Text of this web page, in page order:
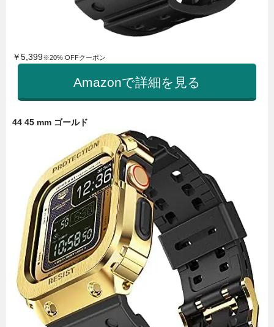
￥5,399※20% OFFクーポン
Amazonで詳細を見る
44 45 mm ゴールド